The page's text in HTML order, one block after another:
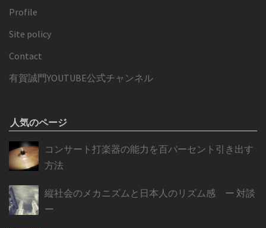
Profile
Site policy
Contact
有賀誠門YOUTUBE公式チャンネル
人気のページ
コンサート打楽器の能力を百パーセント引き出す
方法
縦社会のメカニズムと日本人のリズム感 ー 対談
ー